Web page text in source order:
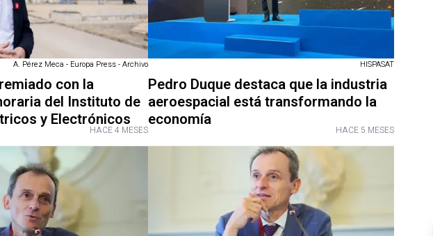
A. Pérez Meca - Europa Press - Archivo
con la
del Instituto de
y Electrónicos
HACE 4 MESES
HISPASAT
Pedro Duque destaca que la industria
aeroespacial está transformando la
economía
HACE 5 MESES